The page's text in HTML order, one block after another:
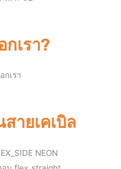
กเรา?
ายเคเบิล